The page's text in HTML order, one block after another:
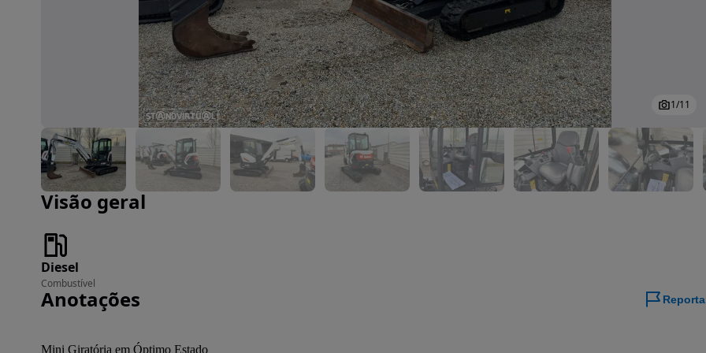
Imagem 1 de 11
1/11
Visão geral
Diesel
Combustível
Anotações
Mini Giratória em Óptimo Estado